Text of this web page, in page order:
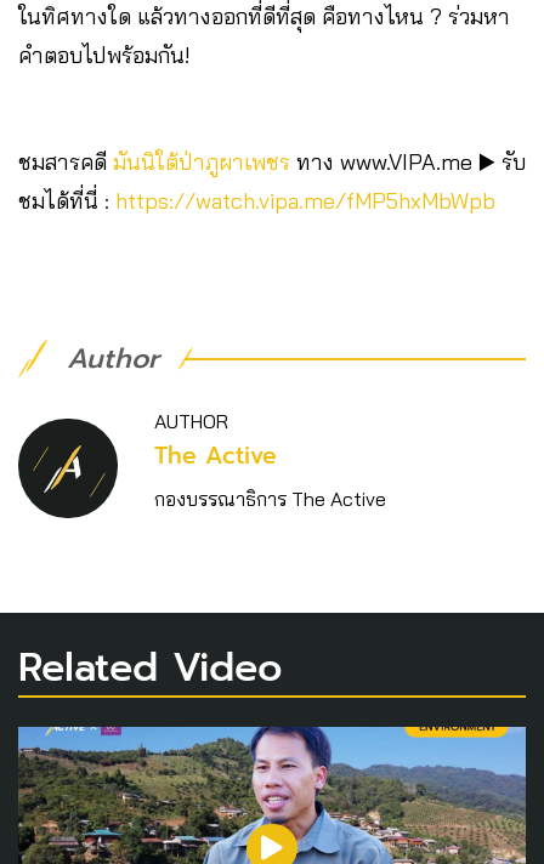
ในทิศทางใด แล้วทางออกที่ดีที่สุด คือทางไหน ? ร่วมหา
คำตอบไปพร้อมกัน!
ชมสารคดี มันนิใต้ป่าภูผาเพชร ทาง www.VIPA.me ▶️ รับ
ชมได้ที่นี่ : https://watch.vipa.me/fMP5hxMbWpb
Author
AUTHOR
The Active
กองบรรณาธิการ The Active
Related Video